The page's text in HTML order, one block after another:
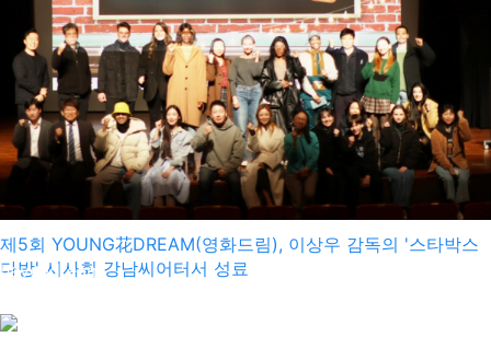
제5회 YOUNG花DREAM(영화드림), 이상우 감독의 '스타박스
다방' 시사회 강남씨어터서 성료
haveadream